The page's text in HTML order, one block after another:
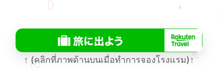
↑ (คลิกที่ภาพด้านบนเมื่อทําการจองโรงแรม)↑